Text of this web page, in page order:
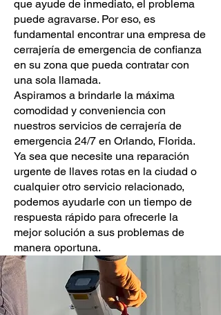
que ayude de inmediato, el problema
puede agravarse. Por eso, es
fundamental encontrar una empresa de
cerrajería de emergencia de confianza
en su zona que pueda contratar con
una sola llamada.
Aspiramos a brindarle la máxima
comodidad y conveniencia con
nuestros servicios de cerrajería de
emergencia 24/7 en Orlando, Florida.
Ya sea que necesite una reparación
urgente de llaves rotas en la ciudad o
cualquier otro servicio relacionado,
podemos ayudarle con un tiempo de
respuesta rápido para ofrecerle la
mejor solución a sus problemas de
manera oportuna.